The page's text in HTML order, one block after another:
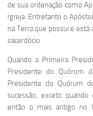
de sua ordenação como
Igreja. Entretanto o
na Terra que possui e está
sacerdócio.
Quando a Primeira
Presidente do Quórum
Presidente do Quórum
sucessão, exceto
então o mais antigo no